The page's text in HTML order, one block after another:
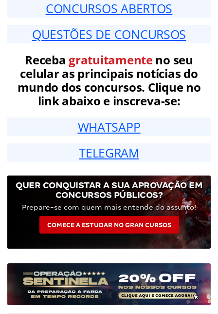
CONCURSOS ABERTOS
QUESTÕES DE CONCURSOS
Receba gratuitamenteno seu
celular as principais notícias do
mundo dos concursos. Clique no
link abaixo e inscreva-se:
WHATSAPP
TELEGRAM
QUER CONQUISTAR A SUA APROVAÇÃO EM
CONCURSOS PÚBLICOS?
Prepare-se com quem mais entende do assunto!
COMECE A ESTUDAR NO GRAN CURSOS